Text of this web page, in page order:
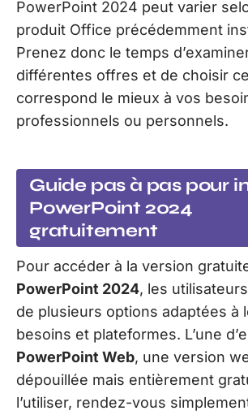
PowerPoint 2024 peut varier
produit Office précédemment
Prenez donc le temps
différentes offres et de choisir
correspond le mieux à vos
professionnels ou personnels.
Guide pas à pas pour
PowerPoint 2024
gratuitement
Pour accéder à la version
PowerPoint 2024, les
de plusieurs options adaptées à
besoins et plateformes. L’une
PowerPoint Web, une version
dépouillée mais entièrement
l’utiliser, rendez-vous